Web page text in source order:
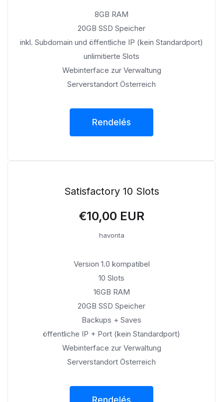
8GB RAM
20GB SSD Speicher
inkl. Subdomain und öffentliche IP (kein Standardport)
unlimitierte Slots
Webinterface zur Verwaltung
Serverstandort Österreich
Rendelés
Satisfactory 10 Slots
€10,00 EUR
havonta
Version 1.0 kompatibel
10 Slots
16GB RAM
20GB SSD Speicher
Backups + Saves
öffentliche IP + Port (kein Standardport)
Webinterface zur Verwaltung
Serverstandort Österreich
Rendelés